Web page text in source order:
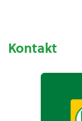
Kontakt